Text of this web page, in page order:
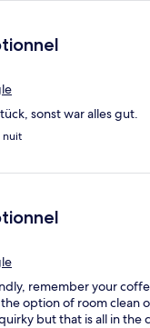
sonst war alles gut.
nuit
remember your
option of room clean
but that is all in the